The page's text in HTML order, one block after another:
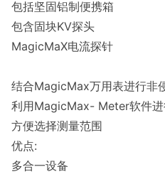
包括坚固铝制便携箱
包含固块KV探头
MagicMaX电流探针
结合MagicMax万用表进行非
利用MagicMax- Meter软件
方便选择测量范围
优点:
多合一设备